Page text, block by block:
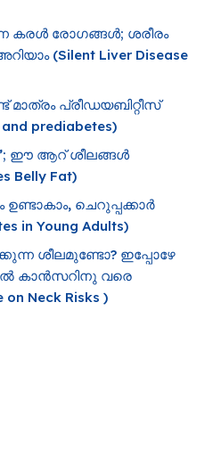
കരൾ രോഗങ്ങൾ; ശരീരം
(Silent Liver Disease
പ്രീഡയബിറ്റീസ്
prediabetes)
ഈ ആറ് ശീലങ്ങൾ
Belly Fat)
ചെറുപ്പക്കാർ
in Young Adults)
ശീലമുണ്ടോ? ഇപ്പോഴേ
കാൻസറിനു വരെ
Neck Risks )